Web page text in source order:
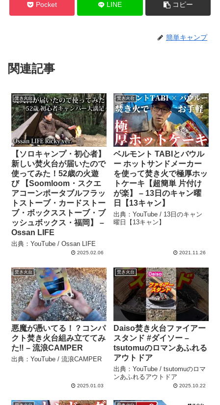
Pocket LINE コピー
簡単キャンプ
関連記事
焚き火台
【ソロキャンプ・初心者】
新しい焚火台が届いたので
使ってみた！52歳の火遊
び 【Soomloom・スクエ
アコーンポータブルフラッ
トストーブ・カードストー
ブ・ボックスストーブ・ブ
ッシュボックス・福岡】 –
Ossan LIFE
出典：YouTube / Ossan LIFE
2025.02.06
焚き火台
ベルモント TABIとバウル
ー ホットサンドメーカー
を使って焚き火で極厚ホッ
トケーキ【超簡単 片付け
が楽】 – 13日のキャン曜
日【13キャン】
出典：YouTube / 13日のキャン
曜日【13キャン】
2021.11.26
焚き火台
悪魔が憑いてる！？コンパ
クト焚き火台組み立ててみ
た‼︎ – 流浪CAMPER
出典：YouTube / 流浪CAMPER
2025.01.03
焚き火台
Daiso焚き火台ファイアー
スタンド #ダイソー –
tsutomuのロマンあふれる
アウトドア
出典：YouTube / tsutomuのロマ
ンあふれるアウトドア
2025.10.22